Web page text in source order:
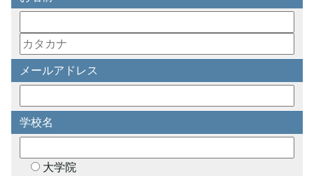
メールアドレス
学校名
大学院